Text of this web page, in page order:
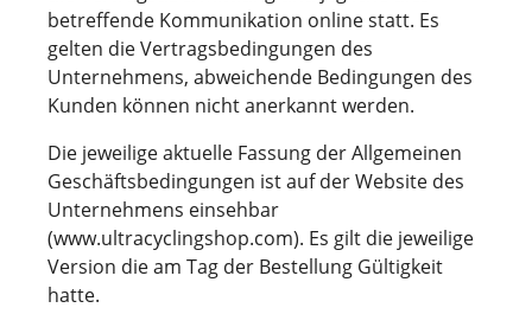
betreffende Kommunikation online statt. Es
gelten die Vertragsbedingungen des
Unternehmens, abweichende Bedingungen des
Kunden können nicht anerkannt werden.
Die jeweilige aktuelle Fassung der Allgemeinen
Geschäftsbedingungen ist auf der Website des
Unternehmens einsehbar
(www.ultracyclingshop.com). Es gilt die jeweilige
Version die am Tag der Bestellung Gültigkeit
hatte.